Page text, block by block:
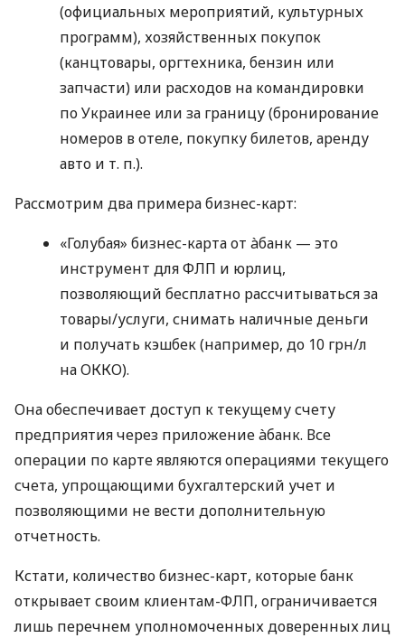
(официальных мероприятий, культурных
программ), хозяйственных покупок
(канцтовары, оргтехника, бензин или
запчасти) или расходов на командировки
по Украинее или за границу (бронирование
номеров в отеле, покупку билетов, аренду
авто и т. п.).
Рассмотрим два примера бизнес-карт:
«Голубая» бизнес-карта от àбанк — это
инструмент для ФЛП и юрлиц,
позволяющий бесплатно рассчитываться за
товары/услуги, снимать наличные деньги
и получать кэшбек (например, до 10 грн/л
на ОККО).
Она обеспечивает доступ к текущему счету
предприятия через приложение àбанк. Все
операции по карте являются операциями текущего
счета, упрощающими бухгалтерский учет и
позволяющими не вести дополнительную
отчетность.
Кстати, количество бизнес-карт, которые банк
открывает своим клиентам-ФЛП, ограничивается
лишь перечнем уполномоченных доверенных лиц